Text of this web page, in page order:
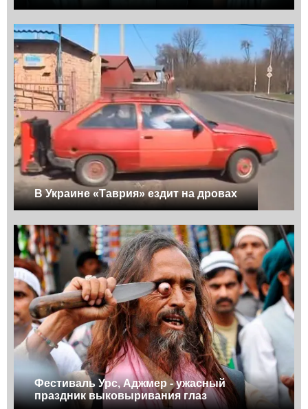
В Украине «Таврия» ездит на дровах
Фестиваль Урс, Аджмер - ужасный
праздник выковыривания глаз